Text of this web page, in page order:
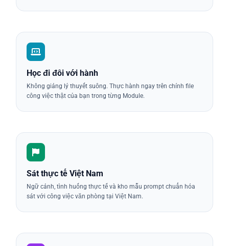
Học đi đôi với hành
Không giảng lý thuyết suông. Thực hành ngay trên chính file
công việc thật của bạn trong từng Module.
Sát thực tế Việt Nam
Ngữ cảnh, tình huống thực tế và kho mẫu prompt chuẩn hóa
sát với công việc văn phòng tại Việt Nam.